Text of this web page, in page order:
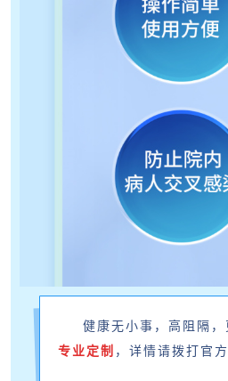
健康无小事，高阻隔
专业定制 ，详情请拨打官